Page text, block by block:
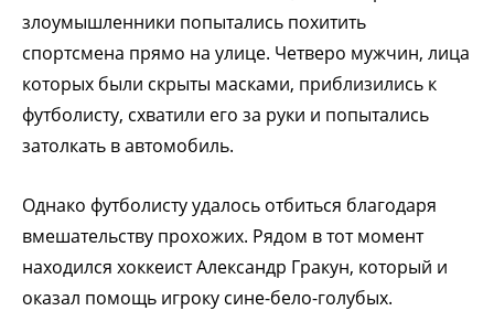
злоумышленники попытались похитить
спортсмена прямо на улице. Четверо мужчин, лица
которых были скрыты масками, приблизились к
футболисту, схватили его за руки и попытались
затолкать в автомобиль.
Однако футболисту удалось отбиться благодаря
вмешательству прохожих. Рядом в тот момент
находился хоккеист Александр Гракун, который и
оказал помощь игроку сине-бело-голубых.